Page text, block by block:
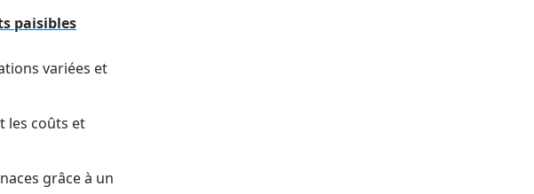
paisibles
variées et
les coûts et
grâce à un